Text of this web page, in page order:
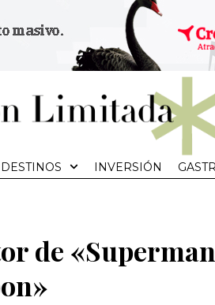
DESTINOS INVERSIÓN
de